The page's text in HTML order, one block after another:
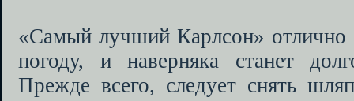
«Самый лучший Карлсон» отлично
погоду, и наверняка станет
Прежде всего, следует снять